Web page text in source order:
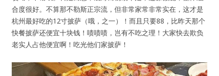
合度很好。不算那不勒斯正宗流，但非常家常非常实在，这才是
杭州最好吃的12寸披萨（哦，之一）！而且只要88，比昨天那个
快餐披萨还便宜十块钱！啧啧啧，岂有不吃之理！大家快去欺负
老实人占他便宜啊！吃光他们家披萨！